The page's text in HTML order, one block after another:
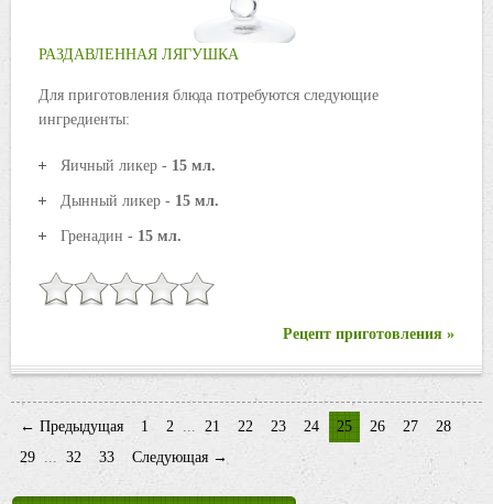
РАЗДАВЛЕННАЯ ЛЯГУШКА
Для приготовления блюда потребуются следующие
ингредиенты:
Яичный ликер - 15 мл.
Дынный ликер - 15 мл.
Гренадин - 15 мл.
Рецепт приготовления »
← Предыдущая 1 2 ... 21 22 23 24 25 26 27
28
29 ... 32 33 Следующая →